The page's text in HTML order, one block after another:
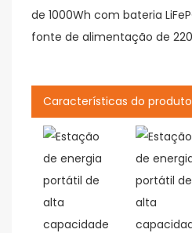
Características do produto